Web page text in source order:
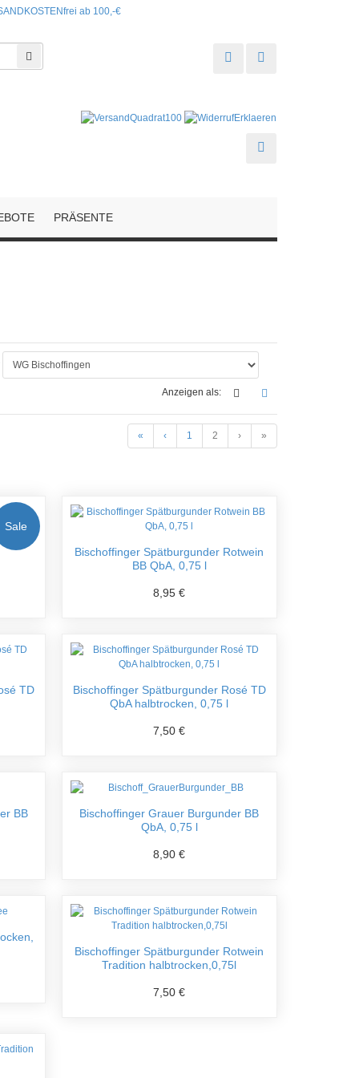
ab 100,-€
Suchen
PRÄSENTE
Anzeigen als:
« ‹ 1 2 › »
Sale
Bischoffinger Spätburgunder Rotwein
BB QbA, 0,75 l
8,95 €
TD
Bischoffinger Spätburgunder Rosé TD
QbA halbtrocken, 0,75 l
7,50 €
BB
Bischoffinger Grauer Burgunder BB
QbA, 0,75 l
8,90 €
Bischoffinger Spätburgunder Rotwein
Tradition halbtrocken,0,75l
7,50 €